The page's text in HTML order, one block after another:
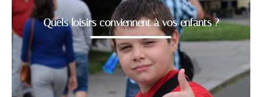
Quels loisirs conviennent à vos enfants ?